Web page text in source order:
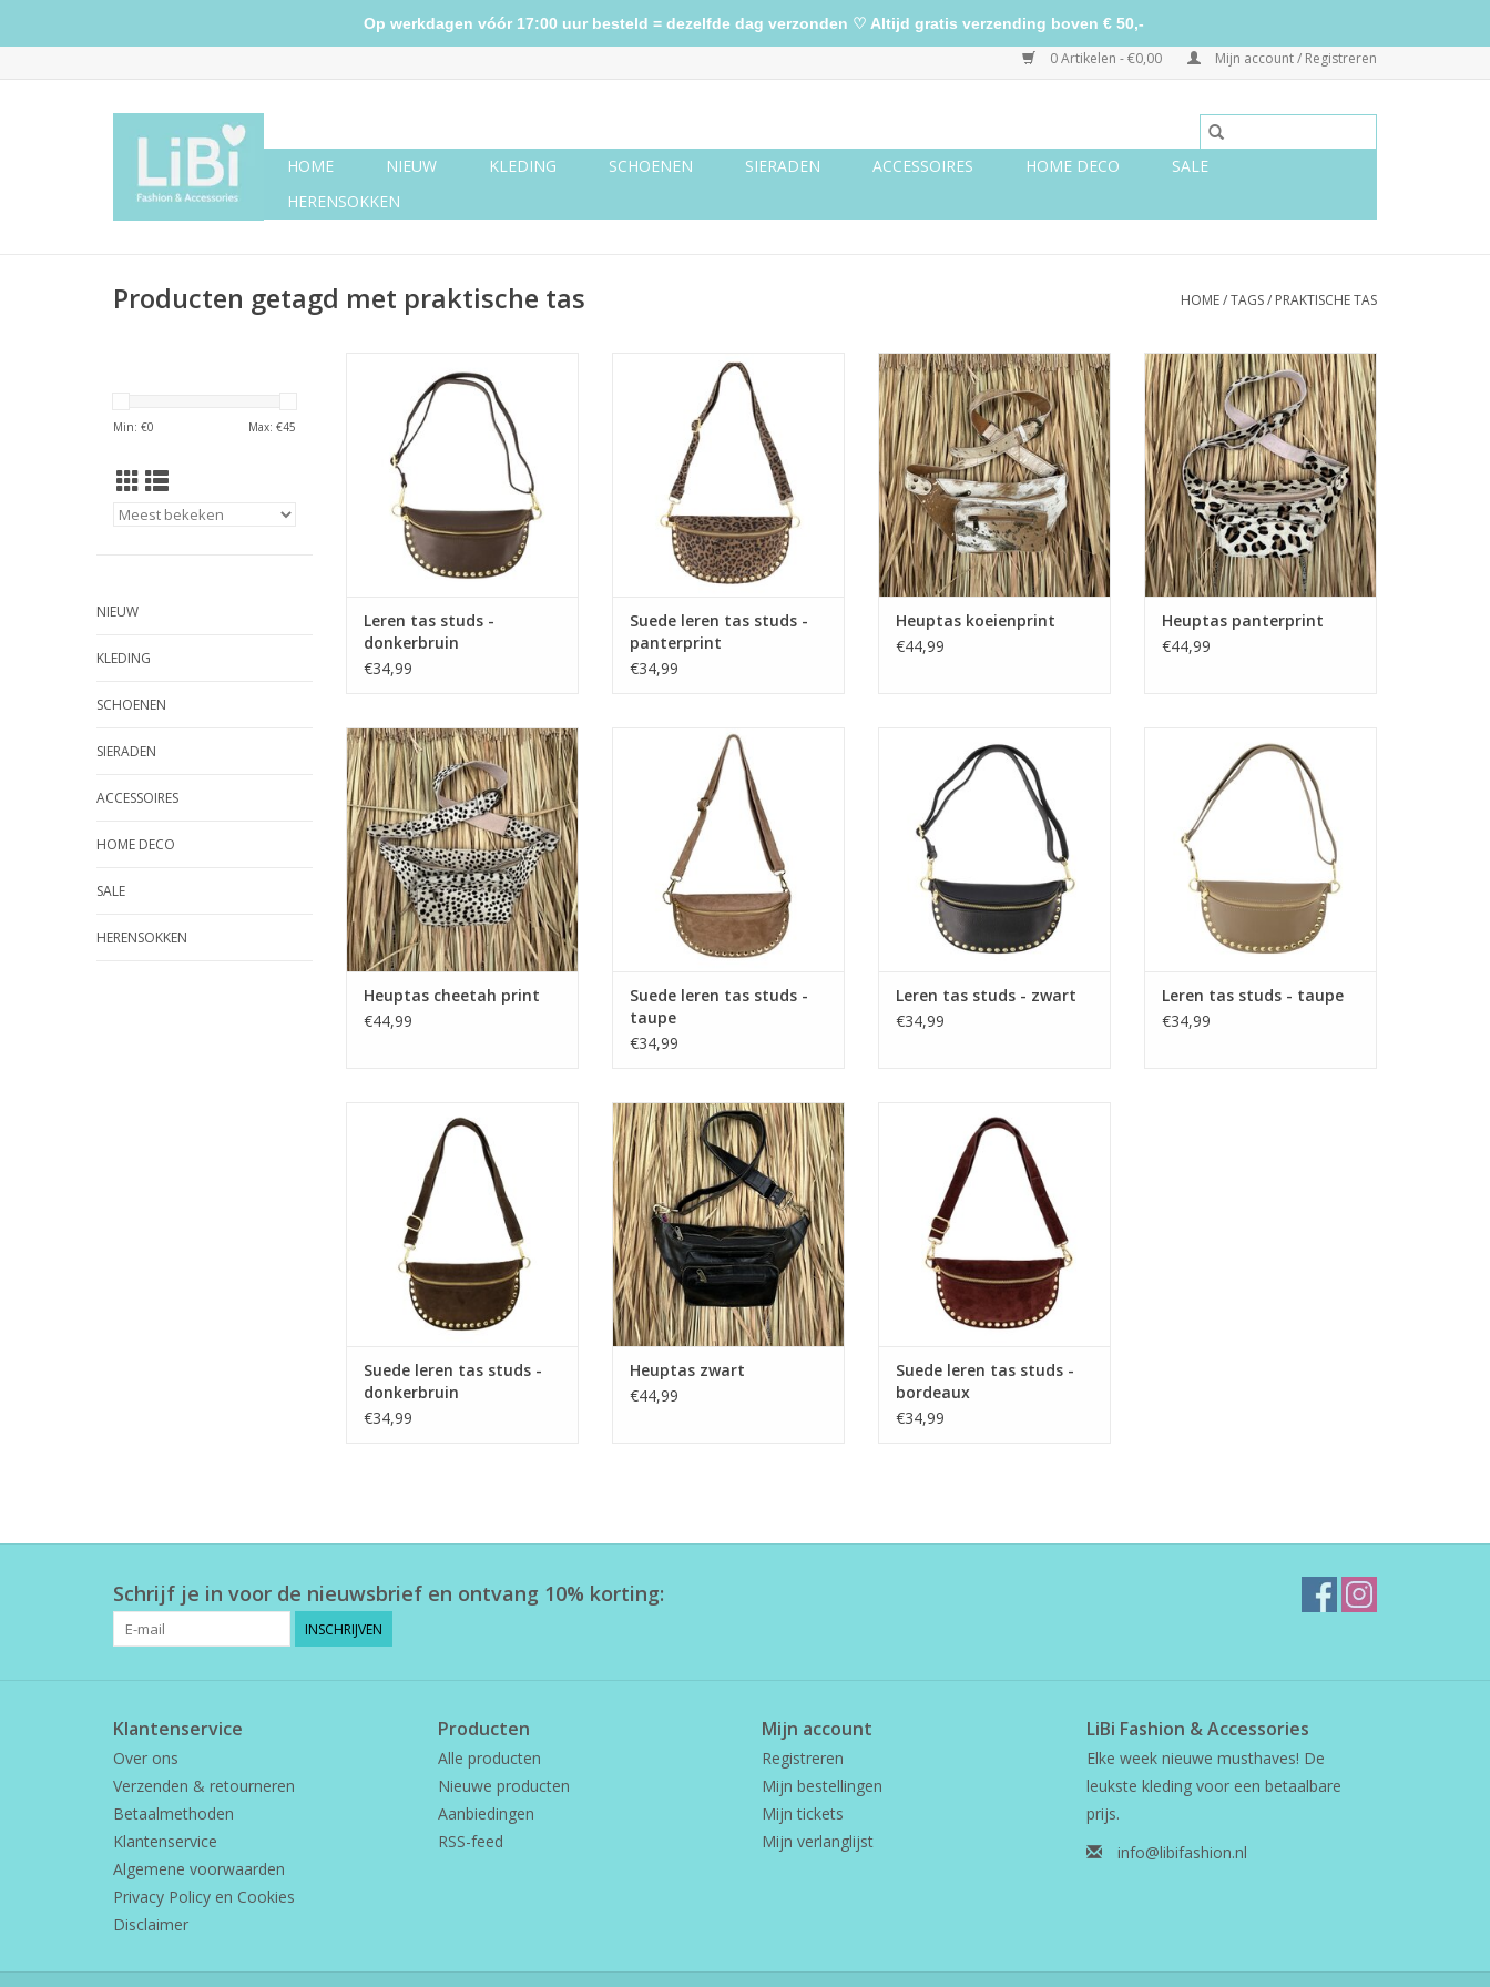
0 Artikelen - €0,00 Mijn account / Registreren
HOME NIEUW KLEDING SCHOENEN SIERADEN ACCESSOIRES HOME DECO
SALE
HERENSOKKEN
Producten getagd met praktische tas HOME/TAGS/ PRAKTISCHE TAS
Min: €0 Max: €45
NIEUW
KLEDING
SCHOENEN
SIERADEN
ACCESSOIRES
HOME DECO
SALE
HERENSOKKEN
TOEVOEGEN AAN WINKELWAGEN
Leren tas studs -
donkerbruin
€34,99
Suede leren tas studs -
panterprint
TOEVOEGEN AAN WINKELWAGEN
Suede leren tas studs -
panterprint
€34,99
Heuptas koeienprint
Heuptas koeienprint
€44,99
Heuptas panterprint
Heuptas panterprint
€44,99
Heuptas cheetah print
Heuptas cheetah print
€44,99
Suede leren tas studs - taupe
TOEVOEGEN AAN WINKELWAGEN
Suede leren tas studs -
taupe
€34,99
TOEVOEGEN AAN WINKELWAGEN
Leren tas studs - zwart
€34,99
TOEVOEGEN AAN WINKELWAGEN
Leren tas studs - taupe
€34,99
Suede leren tas studs -
donkerbruin
TOEVOEGEN AAN WINKELWAGEN
Suede leren tas studs -
donkerbruin
€34,99
Heuptas zwart
Heuptas zwart
€44,99
Suede leren tas studs - bordeaux
TOEVOEGEN AAN WINKELWAGEN
Suede leren tas studs -
bordeaux
€34,99
Schrijf je in voor de nieuwsbrief en ontvang 10% korting:
INSCHRIJVEN
Klantenservice
Over ons
Verzenden & retourneren
Betaalmethoden
Klantenservice
Algemene voorwaarden
Privacy Policy en Cookies
Disclaimer
Producten
Alle producten
Nieuwe producten
Aanbiedingen
RSS-feed
Mijn account
Registreren
Mijn bestellingen
Mijn tickets
Mijn verlanglijst
LiBi Fashion & Accessories
Elke week nieuwe musthaves! De
leukste kleding voor een betaalbare
prijs.
info@libifashion.nl
Op werkdagen vóór 17:00 uur besteld = dezelfde dag verzonden ♡ Altijd gratis verzending boven € 50,-